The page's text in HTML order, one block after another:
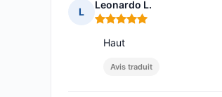
L
Leonardo L.
Note : 5 sur 5
Haut
Avis traduit